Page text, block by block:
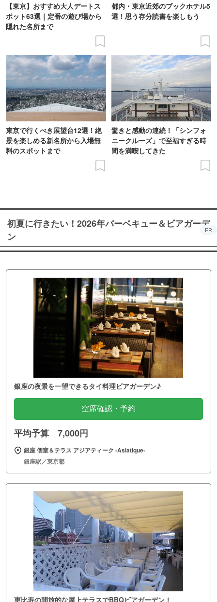
【東京】おすすめ大人デートス
ポット63選｜定番の遊び場から
隠れた名所まで
都内・東京近郊のブックホテル5
選！思う存分読書を楽しもう
東京で行くべき展望台12選！絶
景を楽しめる新名所から入場無
料のスポットまで
驚きと感動の連続！「シンフォ
ニークルーズ」で至福すぎる時
間を満喫してきた
初夏に行きたい！2026年バーベキュー＆ビアガーデ
ン
PR
銀座の夜景を一望できるタイ料理ビアガーデン♪
空席確認・予約
平均予算 7,000円
銀座 個室＆テラス アジアティーク ‐Asiatique‐
銀座駅／東京都
恵比寿の開放的な屋上テラスでBBQビアガーデン！